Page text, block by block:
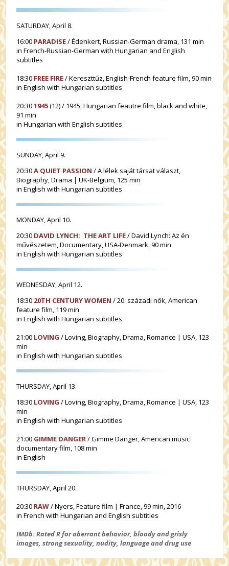
SATURDAY, April 8.
16:00 PARADISE/ Édenkert, Russian-German drama, 131 min
in French-Russian-German with Hungarian and English
subtitles
18:30 FREE FIRE/ Kereszttűz, English-French feature film, 90 min
in English with Hungarian subtitles
20:301945(12) / 1945, Hungarian feautre film, black and white,
91 min
in Hungarian with English subtitles
SUNDAY, April 9.
20:30A QUIET PASSION / A lélek saját társat választ,
Biography, Drama | UK-Belgium, 125 min
in English with Hungarian subtitles
MONDAY, April 10.
20:30 DAVID LYNCH: THE ART LIFE/ David Lynch: Az én
művészetem, Documentary, USA-Denmark, 90 min
in English with Hungarian subtitles
WEDNESDAY, April 12.
18:30 20TH CENTURY WOMEN / 20. századi nők, American
feature film, 119 min
in English with Hungarian subtitles
21:00 LOVING / Loving, Biography, Drama, Romance | USA, 123
min
in English with Hungarian subtitles
THURSDAY, April 13.
18:30 LOVING / Loving, Biography, Drama, Romance | USA, 123
min
in English with Hungarian subtitles
21:00 GIMME DANGER/ Gimme Danger, American music
documentary film, 108 min
in English
THURSDAY, April 20.
20:30 RAW/ Nyers, Feature film | France, 99 min, 2016
in French with Hungarian and English subtitles
IMDb: Rated R for aberrant behavior, bloody and grisly
images, strong sexuality, nudity, language and drug use